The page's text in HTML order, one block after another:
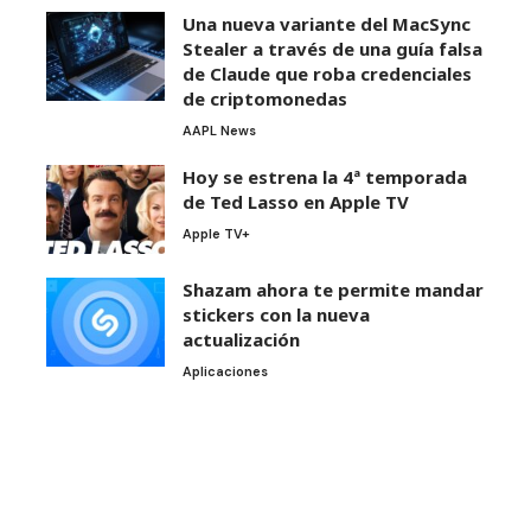
Una nueva variante del MacSync
Stealer a través de una guía falsa
de Claude que roba credenciales
de criptomonedas
AAPL News
Hoy se estrena la 4ª temporada
de Ted Lasso en Apple TV
Apple TV+
Shazam ahora te permite mandar
stickers con la nueva
actualización
Aplicaciones